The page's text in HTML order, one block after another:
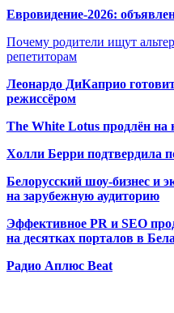
Евровидение-2026:
Почему родители ищут
репетиторам
Леонардо ДиКаприо
режиссёром
The White Lotus продлён на
Холли Берри подтвердила
Белорусский шоу-бизнес и
на зарубежную аудиторию
Эффективное PR и SEO
на десятках порталов в
Радио Аплюс Beat